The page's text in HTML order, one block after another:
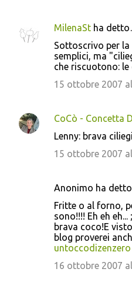
MilenaSt ha
Sottoscrivo per
semplici, ma
che riscuotono: le
15 ottobre 2007
CoCò - Concetta
Lenny: brava
15 ottobre 2007
Anonimo ha
Fritte o al forno,
sono!!!! Eh eh eh...
brava coco!E
blog proverei
untoccodizenzero
16 ottobre 2007